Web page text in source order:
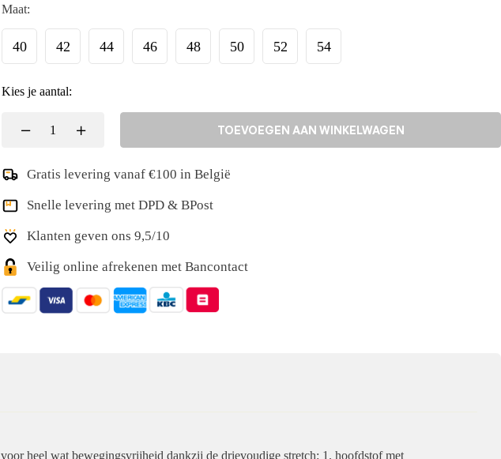
Maat:
40 42 44 46 48 50 52 54
Kies je aantal:
TOEVOEGEN AAN WINKELWAGEN
Gratis levering vanaf €100 in België
Snelle levering met DPD & BPost
Klanten geven ons 9,5/10
Veilig online afrekenen met Bancontact
heel wat bewegingsvrijheid dankzij de drievoudige stretch: 1. hoofdstof met